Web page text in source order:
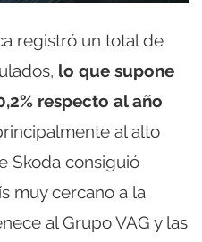
registró un total de
lo que supone
respecto al año
al alto
Skoda consiguió
muy cercano a la
al Grupo VAG y las